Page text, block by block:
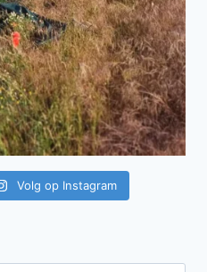
Volg op Instagram